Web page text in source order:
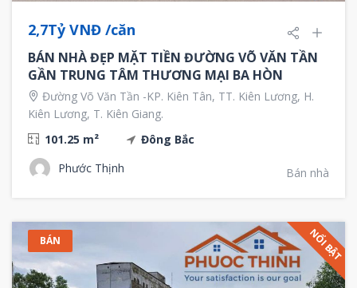
2,7Tỷ VNĐ /căn
BÁN NHÀ ĐẸP MẶT TIỀN ĐƯỜNG VÕ VĂN TẦN
GẦN TRUNG TÂM THƯƠNG MẠI BA HÒN
Đường Võ Văn Tần -KP. Kiên Tân, TT. Kiên Lương, H.
Kiên Lương, T. Kiên Giang.
101.25 m²
Đông Bắc
Phước Thịnh
Bán nhà
BÁN NỔI BẬT